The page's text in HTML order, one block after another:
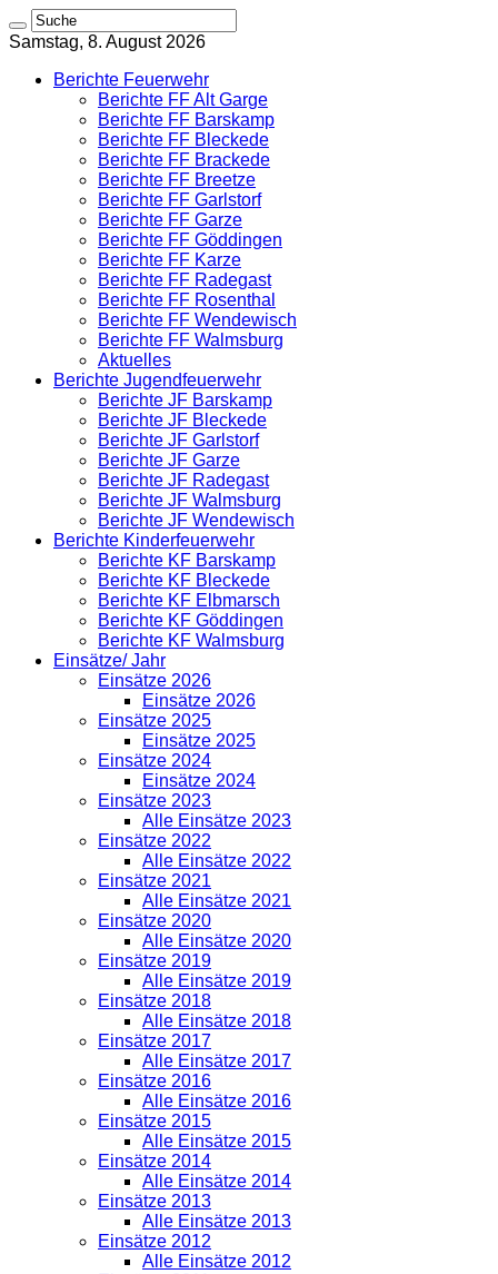
Samstag, 8. August 2026
Berichte Feuerwehr
Berichte FF Alt Garge
Berichte FF Barskamp
Berichte FF Bleckede
Berichte FF Brackede
Berichte FF Breetze
Berichte FF Garlstorf
Berichte FF Garze
Berichte FF Göddingen
Berichte FF Karze
Berichte FF Radegast
Berichte FF Rosenthal
Berichte FF Wendewisch
Berichte FF Walmsburg
Aktuelles
Berichte Jugendfeuerwehr
Berichte JF Barskamp
Berichte JF Bleckede
Berichte JF Garlstorf
Berichte JF Garze
Berichte JF Radegast
Berichte JF Walmsburg
Berichte JF Wendewisch
Berichte Kinderfeuerwehr
Berichte KF Barskamp
Berichte KF Bleckede
Berichte KF Elbmarsch
Berichte KF Göddingen
Berichte KF Walmsburg
Einsätze/ Jahr
Einsätze 2026
Einsätze 2026
Einsätze 2025
Einsätze 2025
Einsätze 2024
Einsätze 2024
Einsätze 2023
Alle Einsätze 2023
Einsätze 2022
Alle Einsätze 2022
Einsätze 2021
Alle Einsätze 2021
Einsätze 2020
Alle Einsätze 2020
Einsätze 2019
Alle Einsätze 2019
Einsätze 2018
Alle Einsätze 2018
Einsätze 2017
Alle Einsätze 2017
Einsätze 2016
Alle Einsätze 2016
Einsätze 2015
Alle Einsätze 2015
Einsätze 2014
Alle Einsätze 2014
Einsätze 2013
Alle Einsätze 2013
Einsätze 2012
Alle Einsätze 2012